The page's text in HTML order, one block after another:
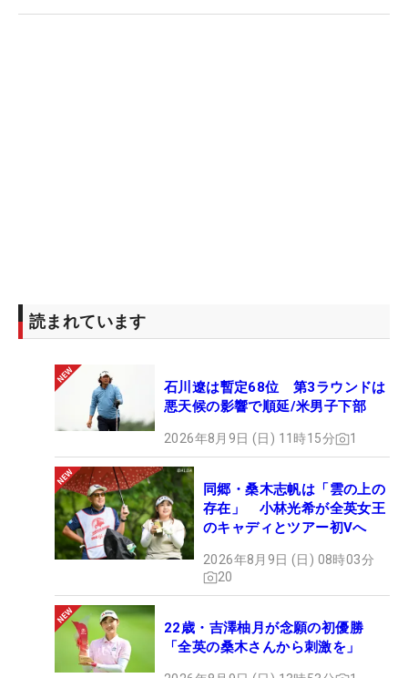
読まれています
石川遼は暫定68位 第3ラウンドは
悪天候の影響で順延/米男子下部
2026年8月9日 (日) 11時15分 1
同郷・桑木志帆は「雲の上の
存在」 小林光希が全英女王
のキャディとツアー初Vへ
2026年8月9日 (日) 08時03分
20
22歳・吉澤柚月が念願の初優勝
「全英の桑木さんから刺激を」